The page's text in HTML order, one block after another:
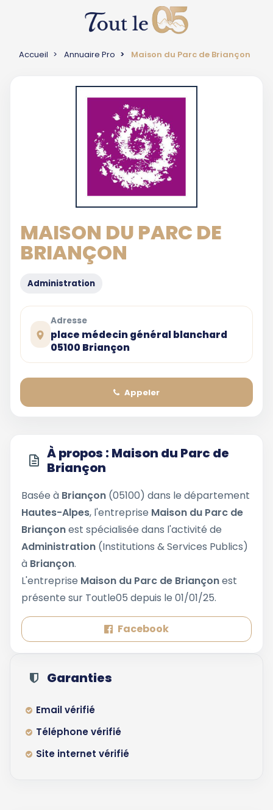
Accueil Annuaire Pro Maison du Parc de Briançon
MAISON DU PARC DE
BRIANÇON
Administration
Adresse
place médecin général blanchard
05100 Briançon
Appeler
À propos : Maison du Parc de
Briançon
Basée à Briançon (05100) dans le département
Hautes-Alpes, l'entreprise Maison du Parc de
Briançonest spécialisée dans l'activité de
Administration (Institutions & Services Publics)
à Briançon.
L'entreprise Maison du Parc de Briançonest
présente sur Toutle05 depuis le 01/01/25.
Facebook
Garanties
Email vérifié
Téléphone vérifié
Site internet vérifié